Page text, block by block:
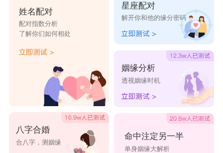
姓名配对
配对指数分析
了解你们如何相处
八字合婚
合八字，测姻缘
星座配对
解开你和他的缘分密码
姻缘分析
透视姻缘时机
命中注定另一半
单身姻缘大解析